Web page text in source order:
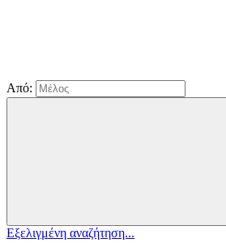
Από:
Εξελιγμένη αναζήτηση...